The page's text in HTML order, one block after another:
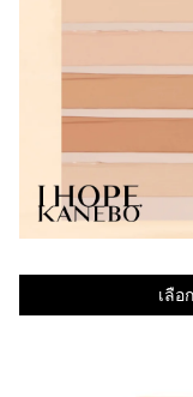
เลือ